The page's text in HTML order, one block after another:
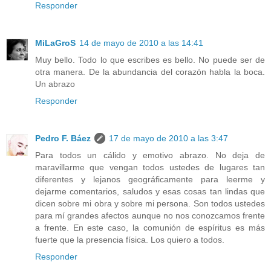
Responder
MiLaGroS 14 de mayo de 2010 a las 14:41
Muy bello. Todo lo que escribes es bello. No puede ser de
otra manera. De la abundancia del corazón habla la boca.
Un abrazo
Responder
Pedro F. Báez
17 de mayo de 2010 a las 3:47
Para todos un cálido y emotivo abrazo. No deja de
maravillarme que vengan todos ustedes de lugares tan
diferentes y lejanos geográficamente para leerme y
dejarme comentarios, saludos y esas cosas tan lindas que
dicen sobre mi obra y sobre mi persona. Son todos ustedes
para mí grandes afectos aunque no nos conozcamos frente
a frente. En este caso, la comunión de espíritus es más
fuerte que la presencia física. Los quiero a todos.
Responder